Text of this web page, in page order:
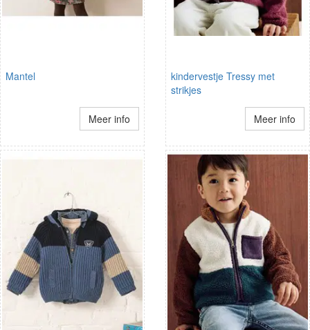
Mantel
Meer info
kindervestje Tressy met
strikjes
Meer info